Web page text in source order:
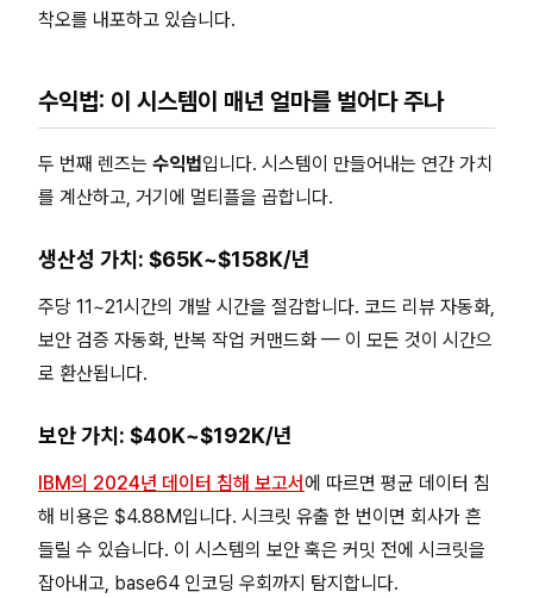
착오를 내포하고 있습니다.
수익법: 이 시스템이 매년 얼마를 벌어다 주나
두 번째 렌즈는 수익법입니다. 시스템이 만들어내는 연간 가치
를 계산하고, 거기에 멀티플을 곱합니다.
생산성 가치: $65K~$158K/년
주당 11~21시간의 개발 시간을 절감합니다. 코드 리뷰 자동화,
보안 검증 자동화, 반복 작업 커맨드화 — 이 모든 것이 시간으
로 환산됩니다.
보안 가치: $40K~$192K/년
IBM의 2024년 데이터 침해 보고서에 따르면 평균 데이터 침
해 비용은 $4.88M입니다. 시크릿 유출 한 번이면 회사가 흔
들릴 수 있습니다. 이 시스템의 보안 훅은 커밋 전에 시크릿을
잡아내고, base64 인코딩 우회까지 탐지합니다.